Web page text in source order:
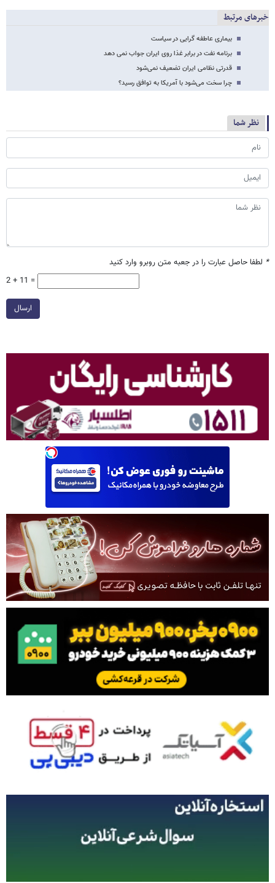
خبرهای مرتبط
بیماری عاطفه گرایی در سیاست
برنامه نفت در برابر غذا روی ایران جواب نمی دهد
قدرتی نظامی ایران تضعیف نمی‌شود
چرا سخت می‌شود با آمریکا به توافق رسید؟
نظر شما
* لطفا حاصل عبارت را در جعبه متن روبرو وارد کنید
2 + 11 =
ارسال